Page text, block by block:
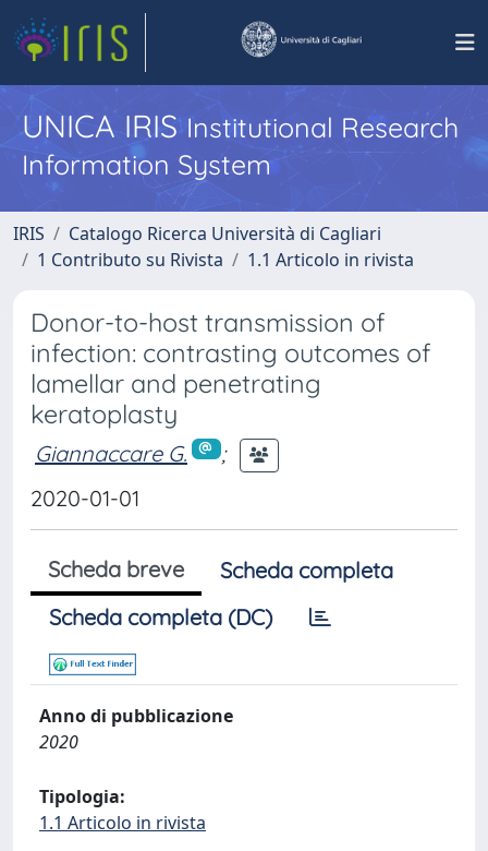
UNICA IRISInstitutional Research
Information System
IRIS
Catalogo Ricerca Università di Cagliari
1 Contributo su Rivista
1.1 Articolo in rivista
Donor-to-host transmission of
infection: contrasting outcomes of
lamellar and penetrating
keratoplasty
Giannaccare G.
;
2020-01-01
Scheda breve
Scheda completa
Scheda completa (DC)
Anno di pubblicazione
2020
Tipologia:
1.1 Articolo in rivista